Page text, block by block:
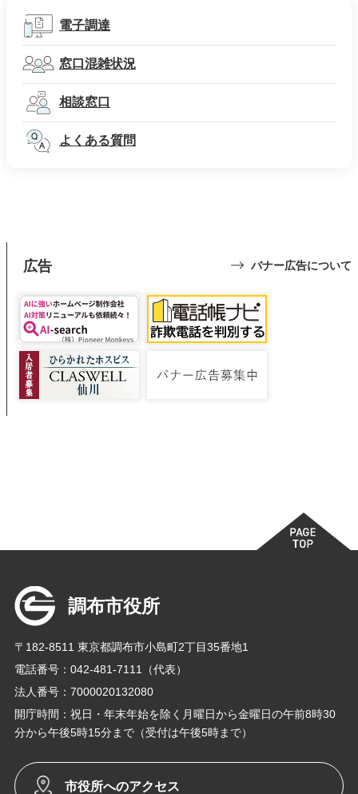
電子調達
窓口混雑状況
相談窓口
よくある質問
広告 バナー広告について
調布市役所
〒182-8511 東京都調布市小島町2丁目35番地1
電話番号：042-481-7111（代表）
法人番号：7000020132080
開庁時間：祝日・年末年始を除く月曜日から金曜日の午前8時30
分から午後5時15分まで（受付は午後5時まで）
市役所へのアクセス